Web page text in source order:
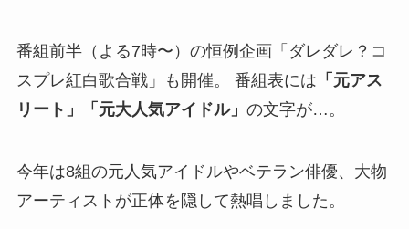
番組前半（よる7時〜）の恒例企画「ダレダレ？コ
スプレ紅白歌合戦」も開催。 番組表には 「元アス
リート」「元大人気アイドル」 の文字が…。
今年は8組の元人気アイドルやベテラン俳優、大物
アーティストが正体を隠して熱唱しました。